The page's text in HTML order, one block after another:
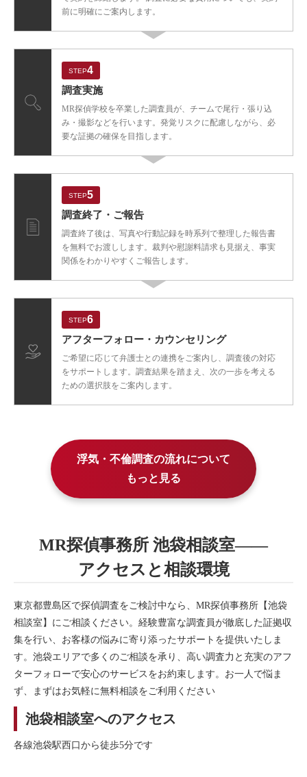
前に明確にご案内します。
STEP4
調査実施
MR探偵学校を卒業した調査員が、チームで尾行・張り込
み・撮影などを行います。発覚リスクに配慮しながら、必
要な証拠の確保を目指します。
STEP5
調査終了・ ご報告
調査終了後は、写真や行動記録を時系列で整理した報告書
を無料でお渡しします。裁判や慰謝料請求も見据え、事実
関係をわかりやすくご報告します。
STEP6
アフターフォロー・ カウンセリング
ご希望に応じて弁護士との連携をご案内し、調査後の対応
をサポートします。調査結果を踏まえ、次の一歩を考える
ための選択肢をご案内します。
浮気・不倫調査の流れについて
もっと見る
MR探偵事務所 池袋相談室――
アクセスと相談環境
東京都豊島区で探偵調査をご検討中なら、MR探偵事務所【池袋
相談室】にご相談ください。経験豊富な調査員が徹底した証拠収
集を行い、お客様の悩みに寄り添ったサポートを提供いたしま
す。池袋エリアで多くのご相談を承り、高い調査力と充実のアフ
ターフォローで安心のサービスをお約束します。お一人で悩ま
ず、まずはお気軽に無料相談をご利用ください
池袋相談室へのアクセス
各線池袋駅西口から徒歩5分です